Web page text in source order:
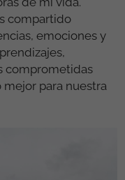
compartido
emociones y
comprometidas
para nuestra